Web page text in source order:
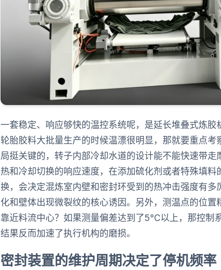
一套稳定、响应够快的温控系统呢，是延长堆叠式炼
轮胎胶料大批量生产的时候温漂很明显，那就要重点
局挺关键的，转子内部冷却水道的设计能不能快速带
热和冷却切换的响应速度，在添加硫化剂或者特殊填
换，会决定混炼室内壁和密封环受到的热冲击强度有
化和壁体出现微裂纹的核心诱因。另外，测温点的位
靠近料流中心？如果测量偏差达到了5℃以上，那控制
结果反而加速了执行机构的磨损。
密封装置的维护周期决定了停机频率